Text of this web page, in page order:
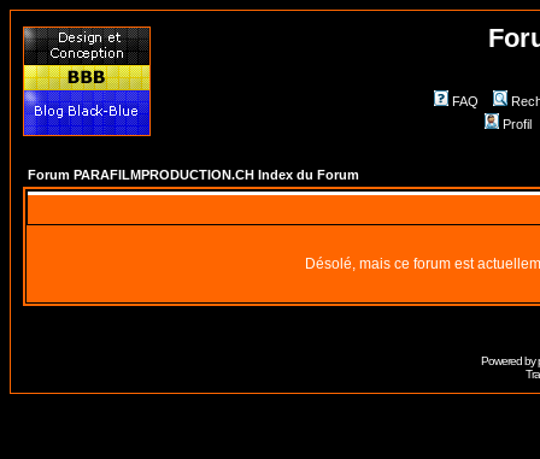
FAQ
Profil
Forum PARAFILMPRODUCTION.CH Index du Forum
Désolé, mais ce forum est
Powered by